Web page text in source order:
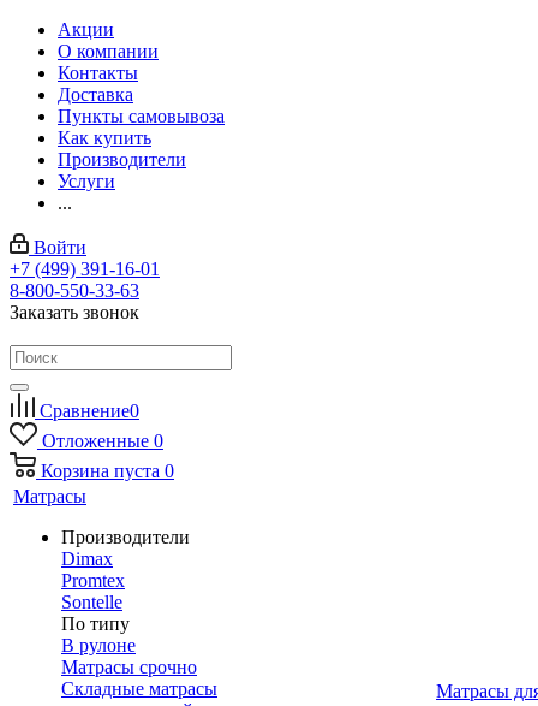
Акции
О компании
Контакты
Доставка
Пункты самовывоза
Как купить
Производители
Услуги
...
Войти
+7 (499) 391-16-01
8-800-550-33-63
Заказать звонок
Сравнение0
Отложенные 0
Корзина пуста 0
Матрасы
Производители
Dimax
Promtex
Sontelle
По типу
В рулоне
Матрасы срочно
Складные матрасы
Матрасы